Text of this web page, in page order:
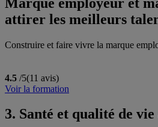
attirer les meilleurs
Construire et faire vivre la marque
4.5 /5(11 avis)
Voir la formation
3. Santé et qualité de